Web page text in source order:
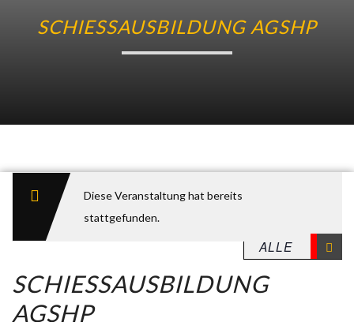
SCHIESSAUSBILDUNG AGSHP
Diese Veranstaltung hat bereits
stattgefunden.
SCHIESSAUSBILDUNG A
GSHP